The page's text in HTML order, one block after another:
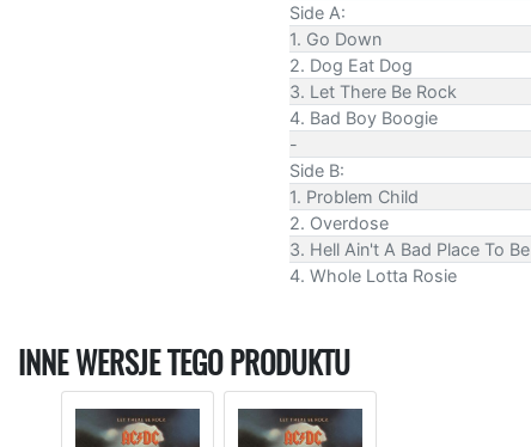
Side A:
1. Go Down
2. Dog Eat Dog
3. Let There Be Rock
4. Bad Boy Boogie
-
Side B:
1. Problem Child
2. Overdose
3. Hell Ain't A Bad Place To Be
4. Whole Lotta Rosie
INNE WERSJE TEGO PRODUKTU